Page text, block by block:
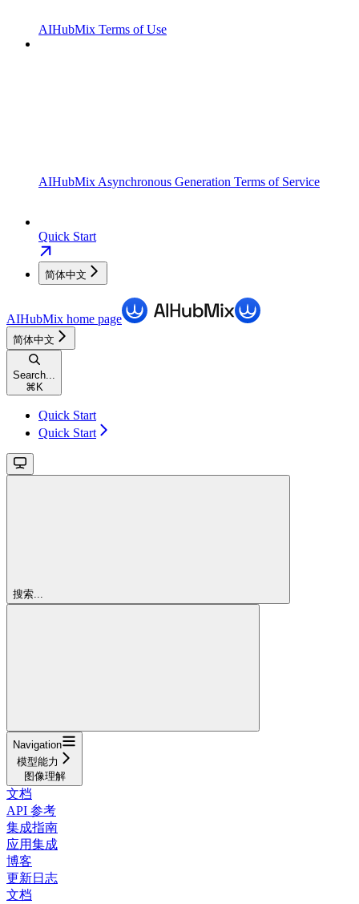
AIHubMix Terms of Use
AIHubMix Asynchronous Generation Terms of Service
Quick Start
简体中文
AIHubMix home page
简体中文
Search...
⌘ K
Quick Start
Quick Start
搜索...
Navigation
模型能力
图像理解
文档
API 参考
集成指南
应用集成
博客
更新日志
文档